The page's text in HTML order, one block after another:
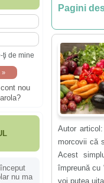
ţi de mine
nou
nu ma
Pagini
Autor
morcovii că
Acest
împreună cu
voi putea